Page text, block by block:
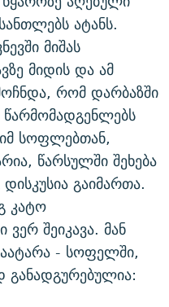
ატანს.
მიშას
მიდის და ამ
რომ დარბაზში
სოფლებთან,
წარსულში შეხება
გაიმართა.
კატო
შეიკავა. მან
- სოფელში,